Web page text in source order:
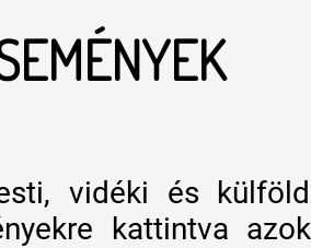
vidéki és
kattintva